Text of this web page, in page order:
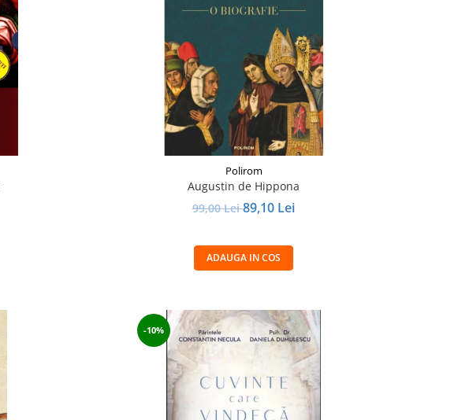
Polirom
Augustin de Hippona
99,00 Lei89,10 Lei
ADAUGA IN COS
-10%